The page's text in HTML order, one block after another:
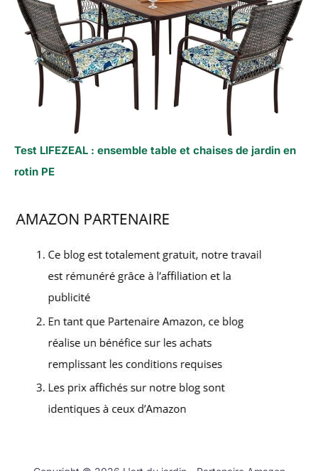
Test LIFEZEAL : ensemble table et chaises de jardin en
rotin PE